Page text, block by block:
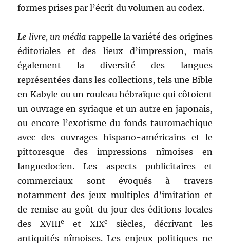
formes prises par l’écrit du volumen au codex.
Le livre, un média rappelle la variété des origines
éditoriales et des lieux d’impression, mais
également la diversité des langues
représentées dans les collections, tels une Bible
en Kabyle ou un rouleau hébraïque qui côtoient
un ouvrage en syriaque et un autre en japonais,
ou encore l’exotisme du fonds tauromachique
avec des ouvrages hispano-américains et le
pittoresque des impressions nîmoises en
languedocien. Les aspects publicitaires et
commerciaux sont évoqués à travers
notamment des jeux multiples d’imitation et
de remise au goût du jour des éditions locales
des XVIIIe et XIXe
siècles, décrivant les
antiquités nîmoises. Les enjeux politiques ne